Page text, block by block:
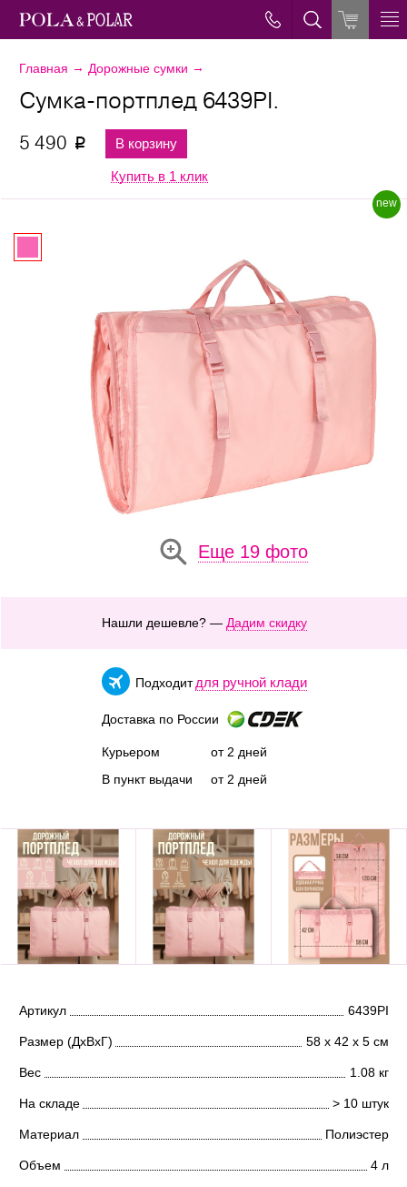
Главная → Дорожные сумки →
Еще 19 фото
new
Сумка-портплед 6439PI.
5 490 p В корзину
Купить в 1 клик
Нашли дешевле? — Дадим скидку
Подходит для ручной клади
Доставка по России
Курьером
В пункт выдачи
от 2 дней
от 2 дней
Артикул 6439PI
Размер (ДхВхГ) 58 х 42 х 5 см
Вес 1.08 кг
На складе > 10 штук
Материал Полиэстер
Объем 4 л